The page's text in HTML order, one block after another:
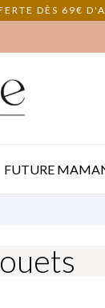
DÈS 69€
FUTURE